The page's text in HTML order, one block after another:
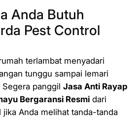
Anda Butuh
Pest Control
terlambat menyadari
tunggu sampai lemari
panggil Jasa Anti Rayap
Bergaransi Resmi dari
jika Anda melihat tanda-tanda